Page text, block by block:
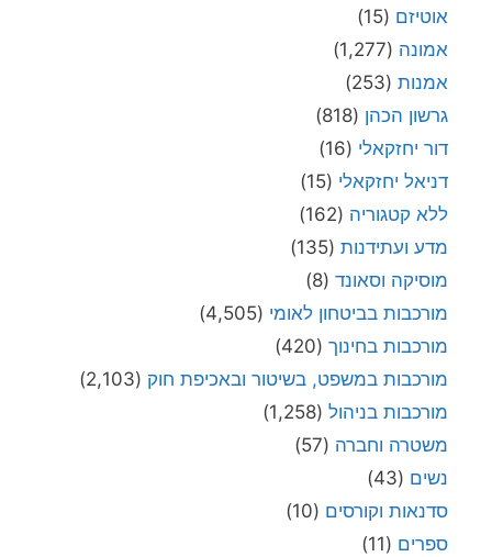
אוטיזם (15)
אמונה (1,277)
אמנות (253)
גרשון הכהן (818)
דור יחזקאלי (16)
דניאל יחזקאלי (15)
ללא קטגוריה (162)
מדע ועתידנות (135)
מוסיקה וסאונד (8)
מורכבות בביטחון לאומי (4,505)
מורכבות בחינוך (420)
מורכבות במשפט, בשיטור ובאכיפת חוק (2,103)
מורכבות בניהול (1,258)
משטרה וחברה (57)
נשים (43)
סדנאות וקורסים (10)
ספרים (11)